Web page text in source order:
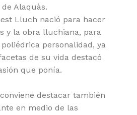
Alaquàs.
Lluch nació para hacer
y la obra lluchiana, para
personalidad, ya
de su vida destacó
que ponía.
destacar también
en medio de las